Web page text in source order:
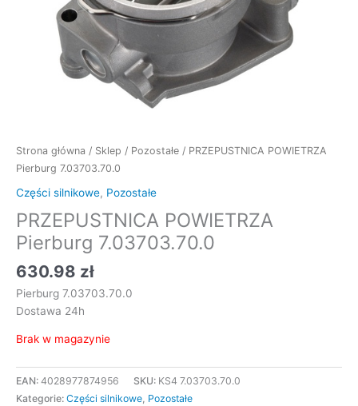
Strona główna / Sklep / Pozostałe / PRZEPUSTNICA POWIETRZA
Pierburg 7.03703.70.0
Części silnikowe, Pozostałe
PRZEPUSTNICA POWIETRZA
Pierburg 7.03703.70.0
630.98 zł
Pierburg 7.03703.70.0
Dostawa 24h
Brak w magazynie
EAN: 4028977874956 SKU: KS4 7.03703.70.0
Kategorie: Części silnikowe, Pozostałe